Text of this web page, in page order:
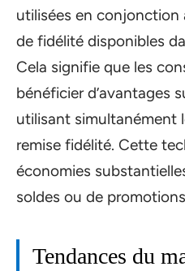
utilisées en conjonction
de fidélité disponibles
Cela signifie que les
bénéficier d’avantages
utilisant simultanément
remise fidélité. Cette
économies
soldes ou de
Tendances du